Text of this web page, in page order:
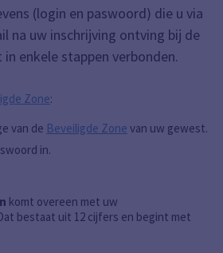
(login en paswoord) die u via
na uw inschrijving ontving bij de
enkele stappen verbonden.
Zone:
van de Beveiligde Zone van uw gewest.
in.
komt overeen met uw
bestaat uit 12 cijfers en begint met